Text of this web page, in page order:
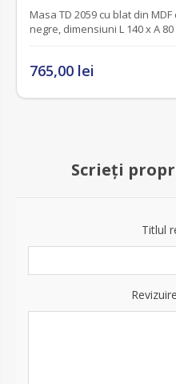
Masa TD 2059 cu blat din MDF cu furnir
negre, dimensiuni L 140 x
765,00 lei
Scrieți
Titlul